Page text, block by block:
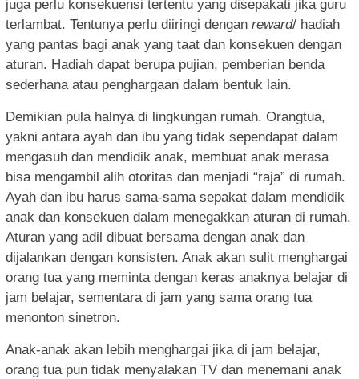
juga perlu konsekuensi tertentu yang disepakati jika guru
terlambat. Tentunya perlu diiringi dengan reward/ hadiah
yang pantas bagi anak yang taat dan konsekuen dengan
aturan. Hadiah dapat berupa pujian, pemberian benda
sederhana atau penghargaan dalam bentuk lain.
Demikian pula halnya di lingkungan rumah. Orangtua,
yakni antara ayah dan ibu yang tidak sependapat dalam
mengasuh dan mendidik anak, membuat anak merasa
bisa mengambil alih otoritas dan menjadi “raja” di rumah.
Ayah dan ibu harus sama-sama sepakat dalam mendidik
anak dan konsekuen dalam menegakkan aturan di rumah.
Aturan yang adil dibuat bersama dengan anak dan
dijalankan dengan konsisten. Anak akan sulit menghargai
orang tua yang meminta dengan keras anaknya belajar di
jam belajar, sementara di jam yang sama orang tua
menonton sinetron.
Anak-anak akan lebih menghargai jika di jam belajar,
orang tua pun tidak menyalakan TV dan menemani anak